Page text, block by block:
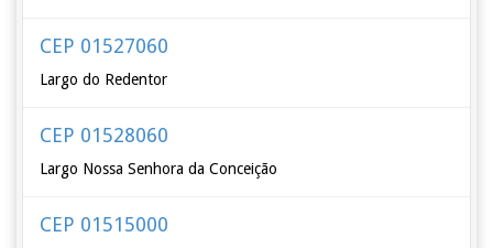
CEP 01527060
Largo do Redentor
CEP 01528060
Largo Nossa Senhora da Conceição
CEP 01515000